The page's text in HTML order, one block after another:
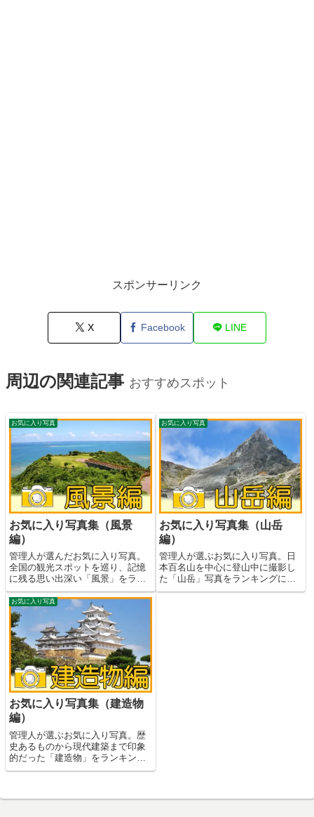
スポンサーリンク
X Facebook LINE
周辺の関連記事 おすすめスポット
お気に入り写真
お気に入り写真集（風景
編）
管理人が選んだお気に入り写真。
全国の観光スポットを巡り、記憶
に残る思い出深い「風景」をラン
キングにしました。
お気に入り写真
お気に入り写真集（山岳
編）
管理人が選ぶお気に入り写真。日
本百名山を中心に登山中に撮影し
た「山岳」写真をランキングにし
ました。
お気に入り写真
お気に入り写真集（建造物
編）
管理人が選ぶお気に入り写真。歴
史あるものから現代建築まで印象
的だった「建造物」をランキング
にしました。